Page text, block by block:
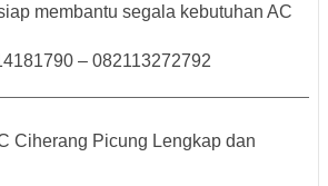
membantu segala kebutuhan AC
– 082113272792
Ciherang Picung Lengkap dan